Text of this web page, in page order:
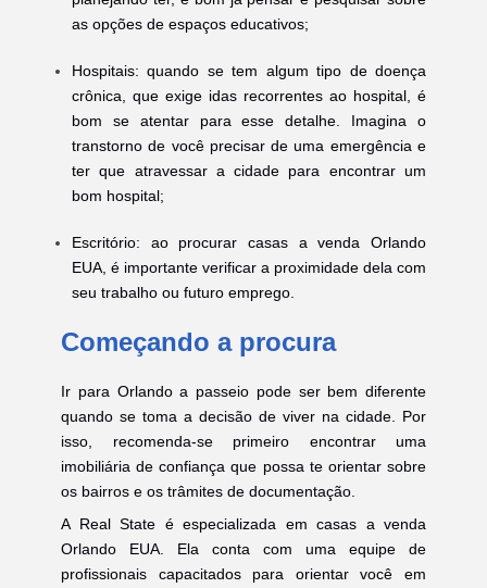
as opções de espaços educativos;
Hospitais: quando se tem algum tipo de doença
crônica, que exige idas recorrentes ao hospital, é
bom se atentar para esse detalhe. Imagina o
transtorno de você precisar de uma emergência e
ter que atravessar a cidade para encontrar um
bom hospital;
Escritório: ao procurar casas a venda Orlando
EUA, é importante verificar a proximidade dela com
seu trabalho ou futuro emprego.
Começando a procura
Ir para Orlando a passeio pode ser bem diferente
quando se toma a decisão de viver na cidade. Por
isso, recomenda-se primeiro encontrar uma
imobiliária de confiança que possa te orientar sobre
os bairros e os trâmites de documentação.
A Real State é especializada em casas a venda
Orlando EUA. Ela conta com uma equipe de
profissionais capacitados para orientar você em